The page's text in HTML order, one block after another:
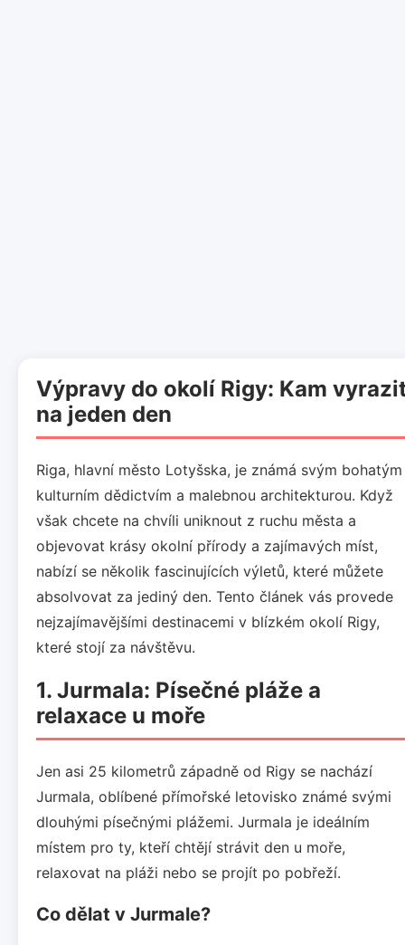
Výpravy do okolí Rigy: Kam
na jeden den
Riga, hlavní město Lotyšska, je známá svým bohatým
kulturním dědictvím a malebnou architekturou. Když
však chcete na chvíli uniknout z ruchu města a
objevovat krásy okolní přírody a zajímavých míst,
nabízí se několik fascinujících výletů, které můžete
absolvovat za jediný den. Tento článek vás provede
nejzajímavějšími destinacemi v blízkém okolí Rigy,
které stojí za návštěvu.
1. Jurmala: Písečné pláže a
relaxace u moře
Jen asi 25 kilometrů západně od Rigy se nachází
Jurmala, oblíbené přímořské letovisko známé svými
dlouhými písečnými plážemi. Jurmala je ideálním
místem pro ty, kteří chtějí strávit den u moře,
relaxovat na pláži nebo se projít po pobřeží.
Co dělat v Jurmale?